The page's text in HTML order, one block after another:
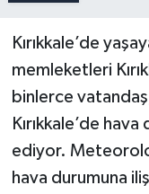
Kırıkkale’de
memleketleri
binlerce
Kırıkkale’de
ediyor.
hava durumuna